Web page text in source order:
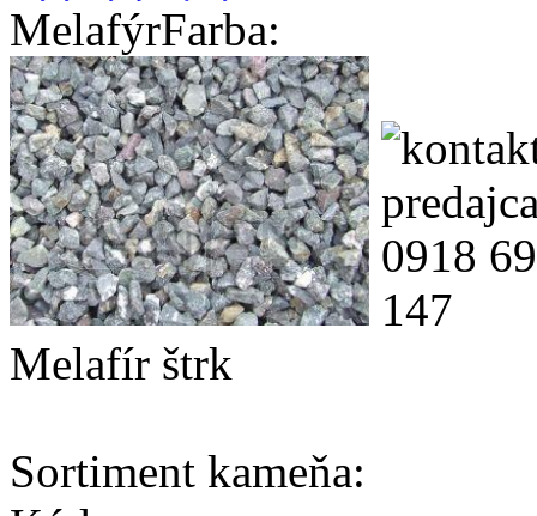
MelafýrFarba:
Melafír štrk
Sortiment kameňa: